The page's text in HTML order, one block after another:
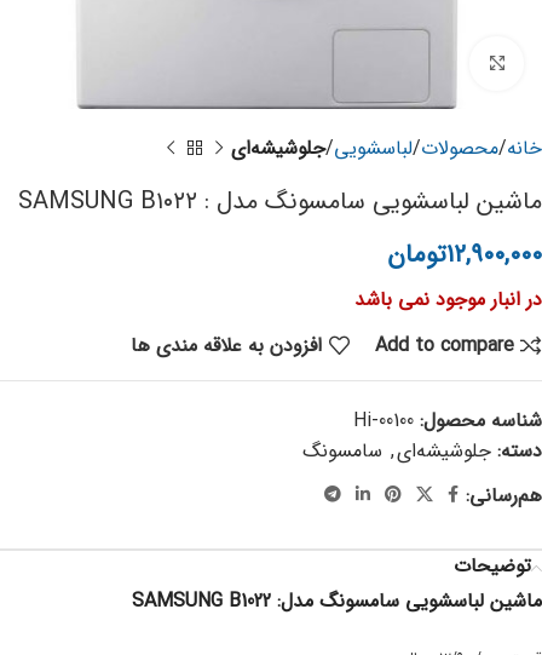
خانه محصولات لباسشویی جلوشیشه‌ای
ماشین لباسشویی سامسونگ مدل : SAMSUNG B۱۰۲۲
۱۲,۹۰۰,۰۰۰تومان
در انبار موجود نمی باشد
Add to compare
افزودن به علاقه مندی ها
شناسه محصول: Hi-00100
دسته: جلوشیشه‌ای, سامسونگ
هم‌رسانی:
توضیحات
ماشین لباسشویی سامسونگ مدل: SAMSUNG B1022